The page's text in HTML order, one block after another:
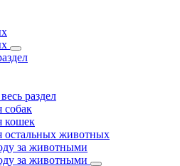
раздел
собак
кошек
остальных животных
за животными
за животными